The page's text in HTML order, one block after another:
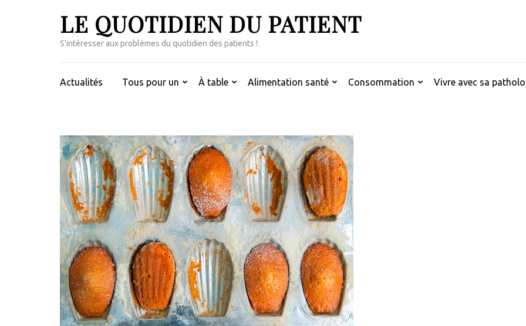
LE QUOTIDIEN DU PATIENT
S'intéresser aux problèmes du quotidien des patients !
Actualités Tous pour un À table Alimentation santé Consommation Vivre avec sa